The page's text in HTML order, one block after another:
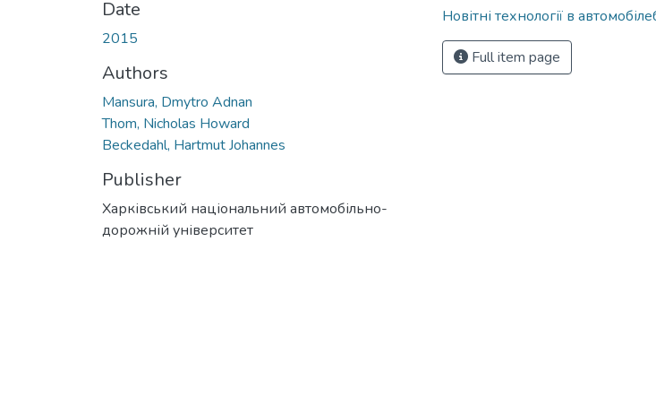
Date
2015
Authors
Mansura, Dmytro Adnan
Thom, Nicholas Howard
Beckedahl, Hartmut Johannes
Publisher
Харківський національний автомобільно-
дорожній університет
Новітні технології в
Full item page